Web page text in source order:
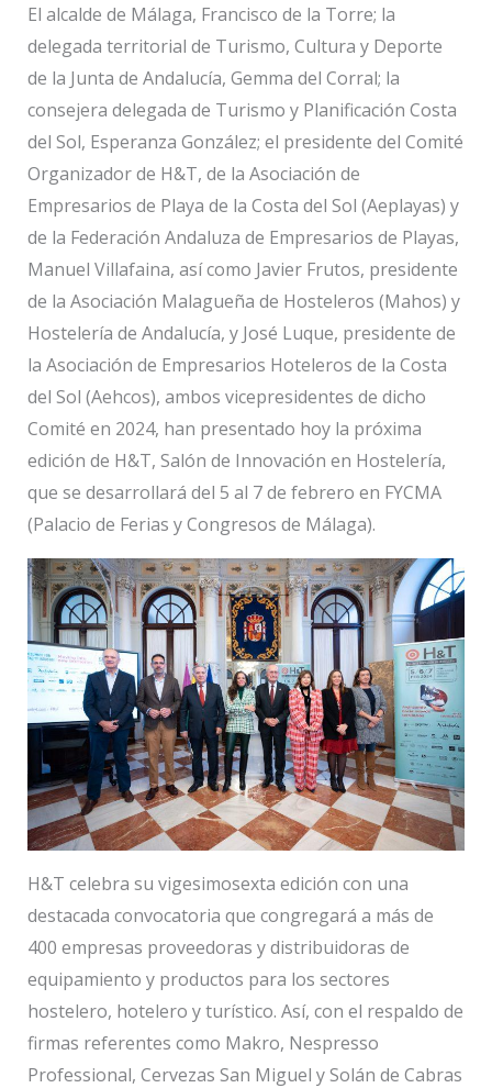
El alcalde de Málaga, Francisco de la Torre; la
delegada territorial de Turismo, Cultura y Deporte
de la Junta de Andalucía, Gemma del Corral; la
consejera delegada de Turismo y Planificación Costa
del Sol, Esperanza González; el presidente del Comité
Organizador de H&T, de la Asociación de
Empresarios de Playa de la Costa del Sol (Aeplayas) y
de la Federación Andaluza de Empresarios de Playas,
Manuel Villafaina, así como Javier Frutos, presidente
de la Asociación Malagueña de Hosteleros (Mahos) y
Hostelería de Andalucía, y José Luque, presidente de
la Asociación de Empresarios Hoteleros de la Costa
del Sol (Aehcos), ambos vicepresidentes de dicho
Comité en 2024, han presentado hoy la próxima
edición de H&T, Salón de Innovación en Hostelería,
que se desarrollará del 5 al 7 de febrero en FYCMA
(Palacio de Ferias y Congresos de Málaga).
H&T celebra su vigesimosexta edición con una
destacada convocatoria que congregará a más de
400 empresas proveedoras y distribuidoras de
equipamiento y productos para los sectores
hostelero, hotelero y turístico. Así, con el respaldo de
firmas referentes como Makro, Nespresso
Professional, Cervezas San Miguel y Solán de Cabras